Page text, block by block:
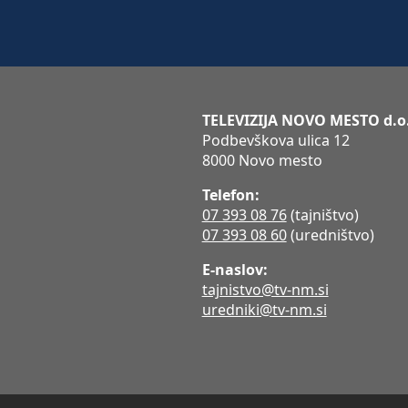
TELEVIZIJA NOVO MESTO
Podbevškova ulica 12
8000 Novo mesto
Telefon:
07 393 08 76(tajništvo)
07 393 08 60(uredništvo)
E-naslov:
tajnistvo@tv-nm.si
uredniki@tv-nm.si